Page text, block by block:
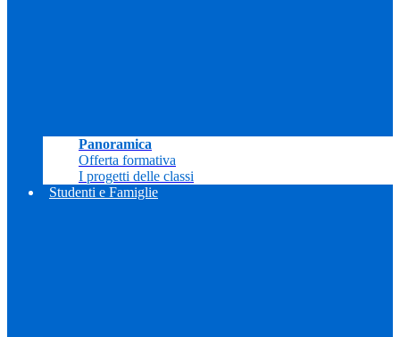
Panoramica
Offerta formativa
I progetti delle classi
Studenti e Famiglie